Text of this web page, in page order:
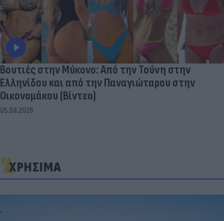
Βουτιές στην Μύκονo: Από την Τούνη στην
Ελληνίδου και από την Παναγιώταρου στην
Οικονομάκου (Βίντεο)
05.08.2026
ΧΡΗΣΙΜΑ